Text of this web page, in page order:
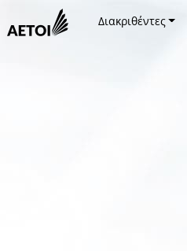
Διακριθέντες